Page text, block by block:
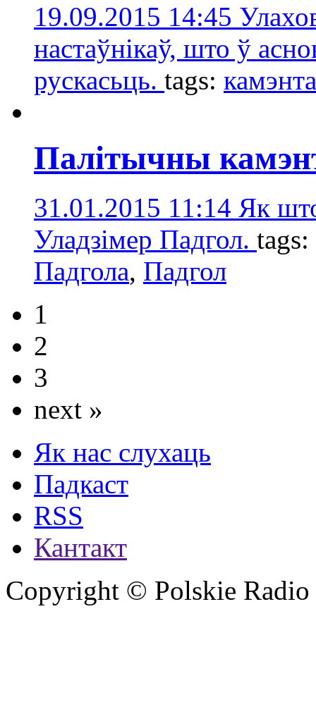
19.09.2015 14:45
настаўнікаў, што ў
рускасьць. tags:
Палітычны
31.01.2015 11:14 Як
Уладзімер Падгол. tags:
Падгола, Падгол
1
2
3
next »
Як нас слухаць
Падкаст
RSS
Кантакт
Copyright © Polskie